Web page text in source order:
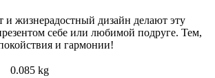
жизнерадостный дизайн делают эту
себе или любимой подруге. Тем,
и гармонии!
0.085 kg